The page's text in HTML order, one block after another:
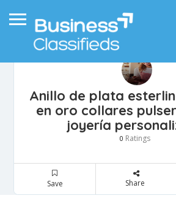
Anillo de plata
en oro collares
joyería
0 Ratings
Save Share